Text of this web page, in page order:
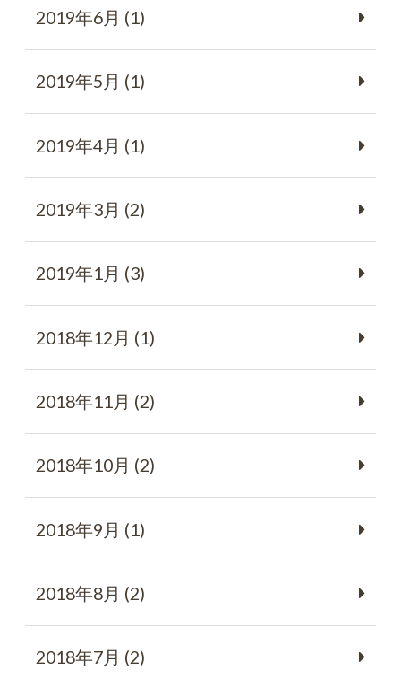
2019年6月 (1)
2019年5月 (1)
2019年4月 (1)
2019年3月 (2)
2019年1月 (3)
2018年12月 (1)
2018年11月 (2)
2018年10月 (2)
2018年9月 (1)
2018年8月 (2)
2018年7月 (2)